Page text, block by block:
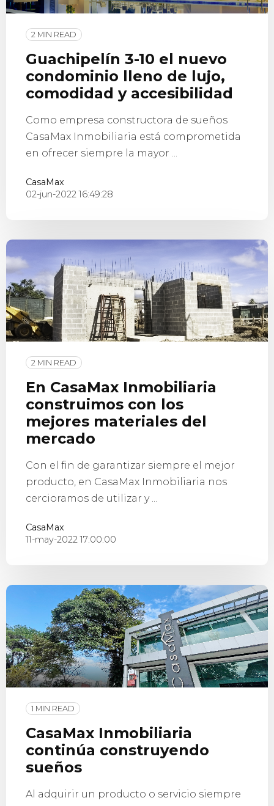
2 MIN READ
Guachipelín 3-10 el nuevo
condominio lleno de lujo,
comodidad y accesibilidad
Como empresa constructora de sueños
CasaMax Inmobiliaria está comprometida
en ofrecer siempre la mayor ...
CasaMax
02-jun-2022 16:49:28
2 MIN READ
En CasaMax Inmobiliaria
construimos con los
mejores materiales del
mercado
Con el fin de garantizar siempre el mejor
producto, en CasaMax Inmobiliaria nos
cercioramos de utilizar y ...
CasaMax
11-may-2022 17:00:00
1 MIN READ
CasaMax Inmobiliaria
continúa construyendo
sueños
Al adquirir un producto o servicio siempre